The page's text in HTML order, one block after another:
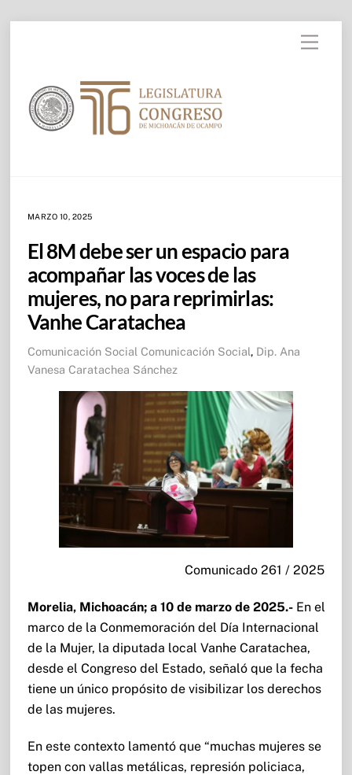
Menu
MARZO 10, 2025
El 8M debe ser un espacio para
acompañar las voces de las
mujeres, no para reprimirlas:
Vanhe Caratachea
Comunicación Social Comunicación Social, Dip. Ana
Vanesa Caratachea Sánchez
Comunicado 261 / 2025
Morelia, Michoacán; a 10 de marzo de 2025.-En el
marco de la Conmemoración del Día Internacional
de la Mujer, la diputada local Vanhe Caratachea,
desde el Congreso del Estado, señaló que la fecha
tiene un único propósito de visibilizar los derechos
de las mujeres.
En este contexto lamentó que “muchas mujeres se
topen con vallas metálicas, represión policiaca,